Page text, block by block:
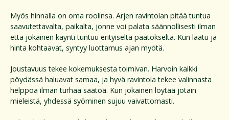
Myös hinnalla on oma roolinsa. Arjen ravintolan pitää tuntua
saavutettavalta, paikalta, jonne voi palata säännöllisesti ilman
että jokainen käynti tuntuu erityiseltä päätökseltä. Kun laatu ja
hinta kohtaavat, syntyy luottamus ajan myötä.
Joustavuus tekee kokemuksesta toimivan. Harvoin kaikki
pöydässä haluavat samaa, ja hyvä ravintola tekee valinnasta
helppoa ilman turhaa säätöä. Kun jokainen löytää jotain
mieleistä, yhdessä syöminen sujuu vaivattomasti.